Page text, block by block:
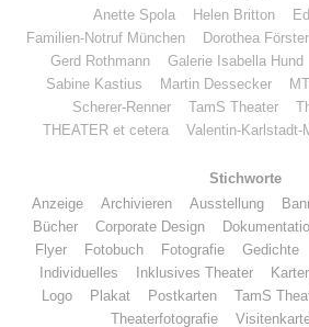
Anette Spola
Helen Britton
Familien-Notruf München
Dorothea Förster
Gerd Rothmann
Galerie Isabella Hund
Sabine Kastius
Martin Dessecker
Scherer-Renner
TamS Theater
THEATER et cetera
Valentin-Karlstadt-
Stichworte
Anzeige
Archivieren Ausstellung
Bücher
Corporate Design
Flyer
Fotobuch Fotografie Gedichte
Individuelles
Inklusives Theater
Logo
Plakat Postkarten TamS
Theaterfotografie